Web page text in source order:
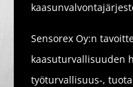
Sensorex Oy:n
kaasuturvallisuuden
työturvallisuus-,